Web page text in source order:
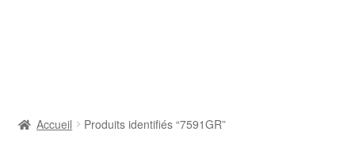
Accueil Produits identifiés “7591GR”